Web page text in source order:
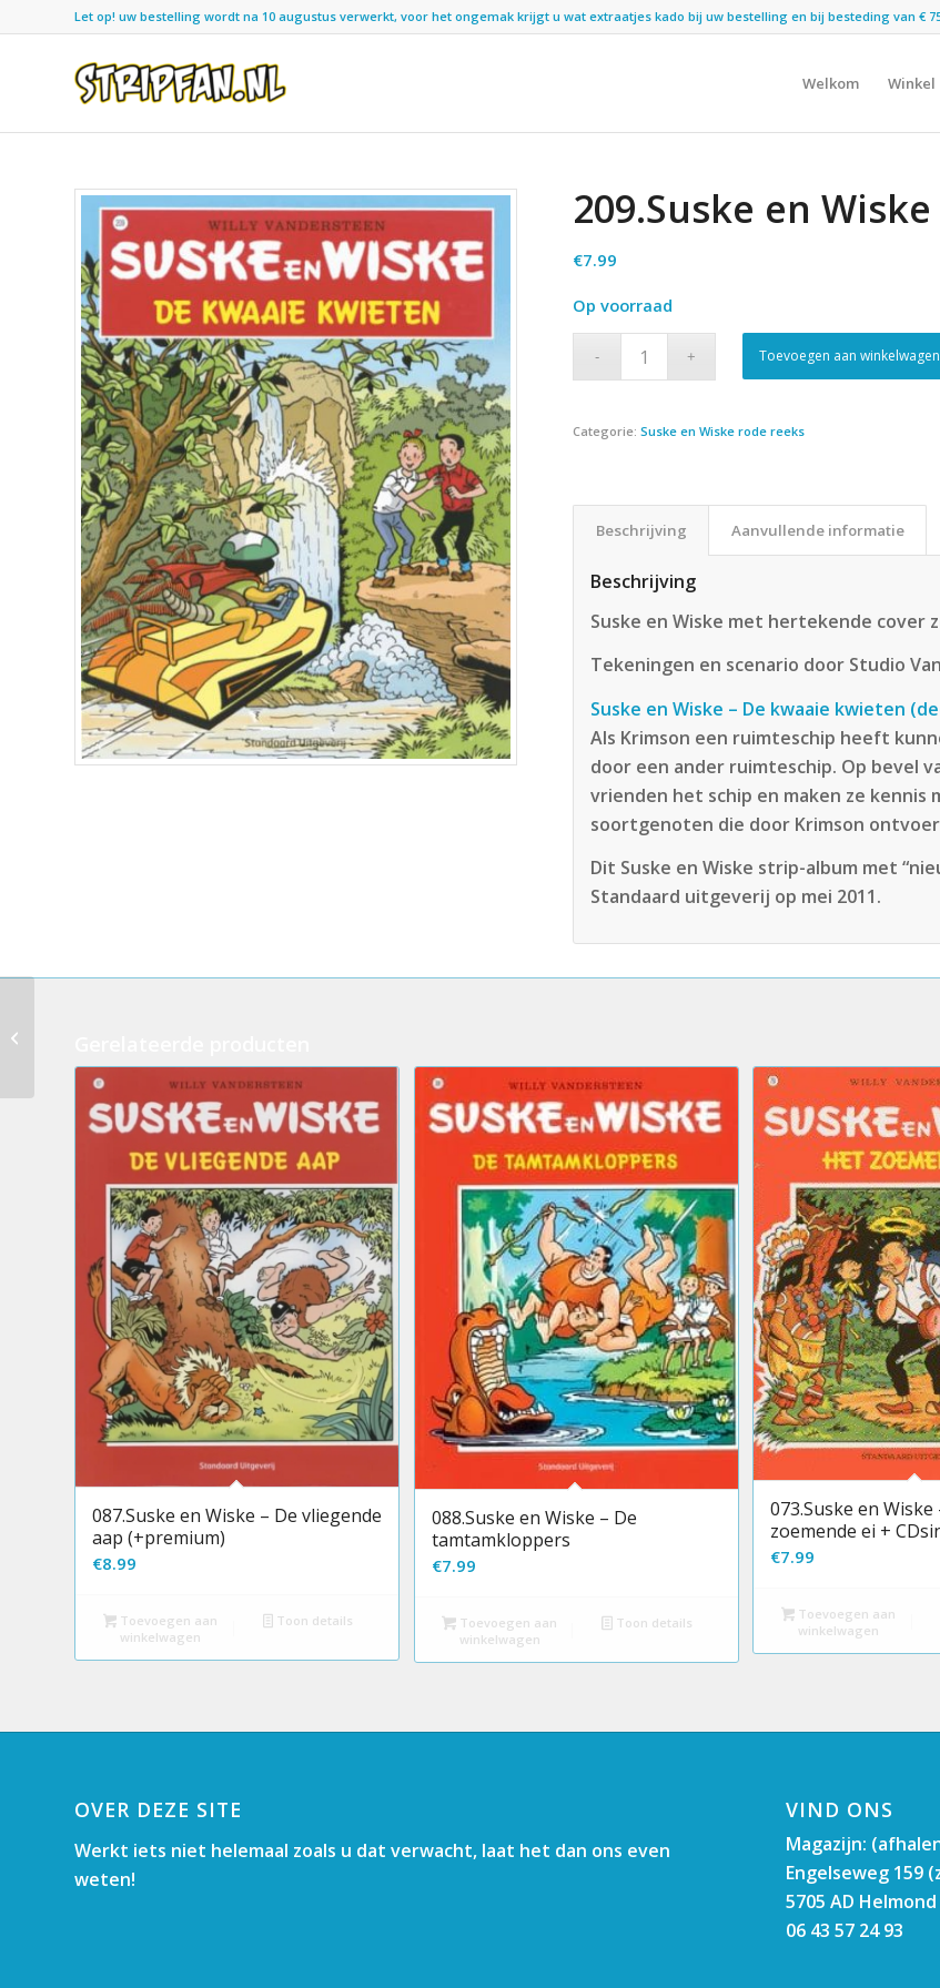
Let op! uw bestelling wordt na 10 augustus verwerkt, voor het ongemak krijgt u wat extraatjes kado bij uw bestelling en bij besteding van €
Welkom Winkel
209.Suske en
€7.99
Op voorraad
Toevoegen aan winkelwagen
Categorie:Suske en Wiske rode reeks
Beschrijving Aanvullende informatie
Beschrijving
Suske en Wiske met hertekende cover
Tekeningen en scenario door Studio
Suske en Wiske – De kwaaie kwieten
Als Krimson een ruimteschip heeft
door een ander ruimteschip. Op bevel
vrienden het schip en maken ze kennis
soortgenoten die door Krimson
Dit Suske en Wiske strip-album met
Standaard uitgeverij op mei 2011.
087.Suske en Wiske – De vliegende
aap (+premium)
€8.99
Toevoegen aan
winkelwagen
Toon details
088.Suske en Wiske – De
tamtamkloppers
€7.99
Toevoegen aan
winkelwagen
Toon details
073.Suske en Wiske
zoemende ei +
€7.99
Toevoegen aan
winkelwagen
OVER DEZE SITE
Werkt iets niet helemaal zoals u dat verwacht, laat het dan ons even
weten!
VIND ONS
Magazijn:
Engelseweg 159
5705 AD Helmond
06 43 57 24 93